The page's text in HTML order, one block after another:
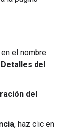
el nombre
Detalles del
del
, haz clic en